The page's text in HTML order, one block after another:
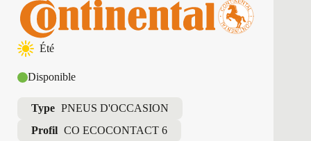
Été
Disponible
Type PNEUS D'OCCASION
Profil CO ECOCONTACT 6